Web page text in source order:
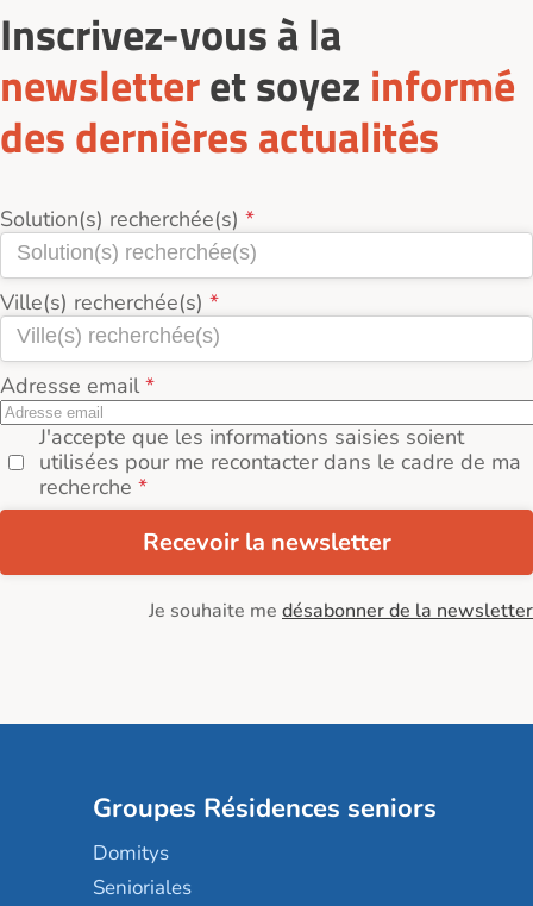
Inscrivez-vous à la
newsletteret soyez informé
des dernières actualités
Solution(s) recherchée(s)
Ville(s) recherchée(s)
Adresse email
J'accepte que les informations saisies soient
utilisées pour me recontacter dans le cadre de ma
recherche
Recevoir la newsletter
Je souhaite me désabonner de la newsletter
Groupes Résidences seniors
Domitys
Senioriales